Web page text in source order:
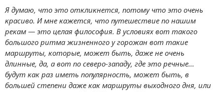
Я думаю, что это откликнется, потому что это очень
красиво. И мне кажется, что путешествие по нашим
рекам — это целая философия. В условиях вот такого
большого ритма жизненного у горожан вот такие
маршруты, которые, может быть, даже не очень
длинные, да, а вот по северо-западу, где это речные...
будут как раз иметь популярность, может быть, в
большей степени даже как маршруты выходного дня, или